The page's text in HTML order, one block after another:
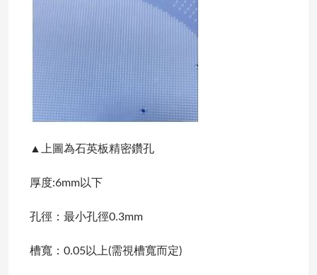
▲上圖為石英板精密鑽孔
厚度:6mm以下
孔徑：最小孔徑0.3mm
槽寬：0.05以上(需視槽寬而定)